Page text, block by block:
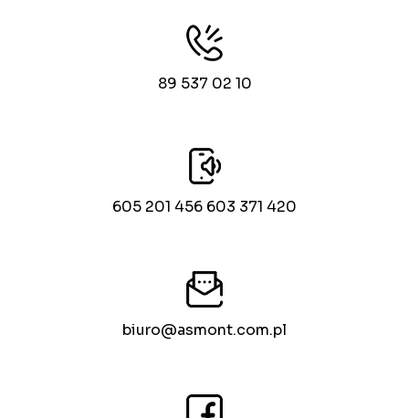
89 537 02 10
605 201 456 603 371 420
biuro@asmont.com.pl